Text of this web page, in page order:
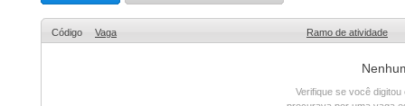
Código Vaga Ramo de atividade
Verifique se você